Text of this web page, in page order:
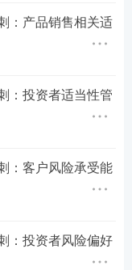
：产品销售相关适
：投资者适当性管
：客户风险承受能
：投资者风险偏好